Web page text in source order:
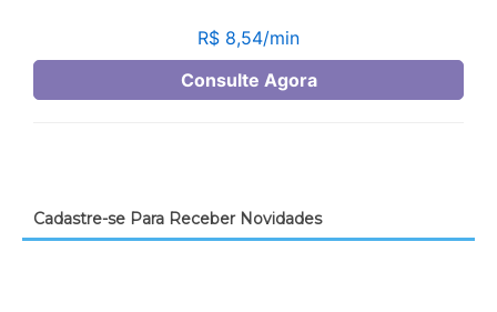
Cadastre-se Para Receber Novidades